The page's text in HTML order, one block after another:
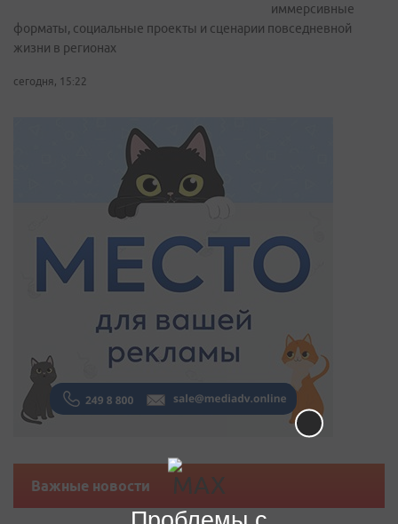
иммерсивные
форматы, социальные проекты и сценарии повседневной
жизни в регионах
сегодня, 15:22
Важные новости